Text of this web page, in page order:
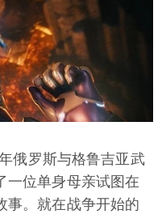
俄罗斯与格鲁吉亚武
一位单身母亲试图在
事。就在战争开始的